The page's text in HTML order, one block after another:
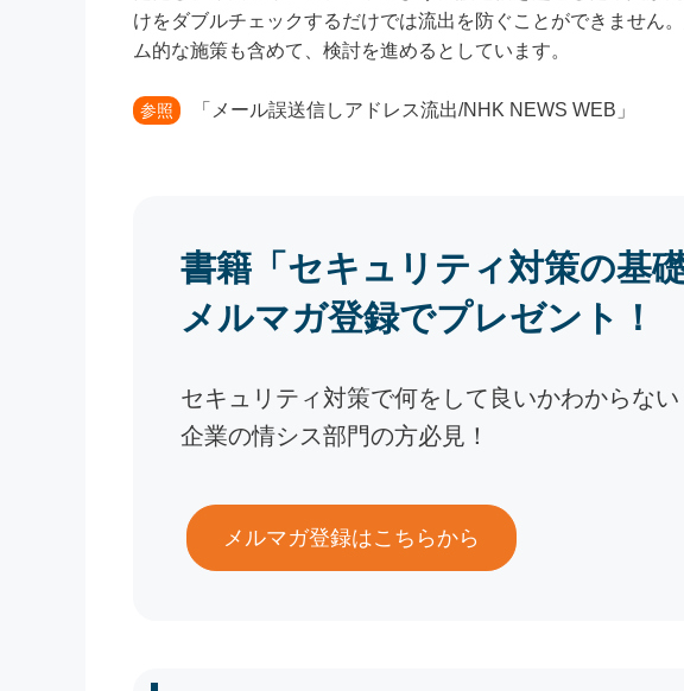
けをダブルチェックするだけでは流出を防ぐことができません
ム的な施策も含めて、検討を進めるとしています。
参照 「メール誤送信しアドレス流出/NHK NEWS WEB」
書籍「セキュリティ対策の基礎
メルマガ登録でプレゼント！
セキュリティ対策で何をして良いかわからない
企業の情シス部門の方必見！
メルマガ登録はこちらから